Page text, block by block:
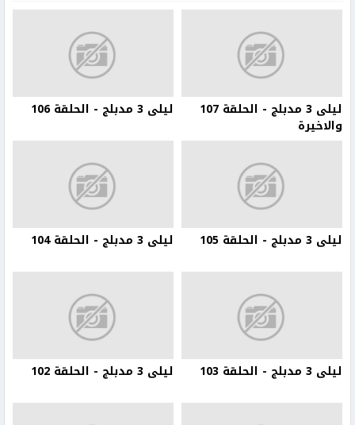
ليلى 3 مدبلج - الحلقة 107
والاخيرة
ليلى 3 مدبلج - الحلقة 106
ليلى 3 مدبلج - الحلقة 105 ليلى 3 مدبلج - الحلقة 104
ليلى 3 مدبلج - الحلقة 103 ليلى 3 مدبلج - الحلقة 102